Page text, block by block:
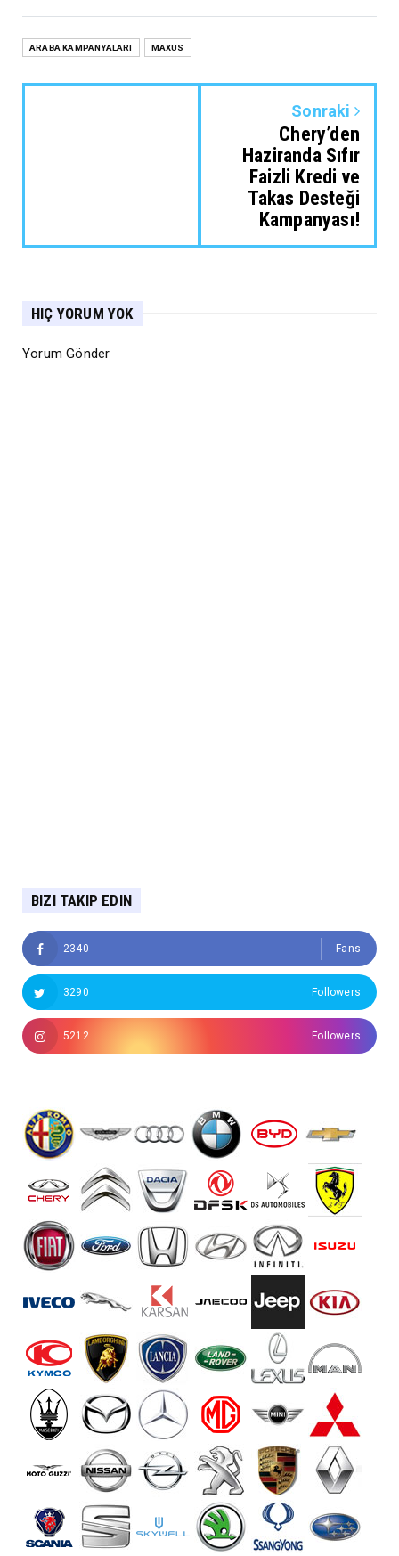
ARABA KAMPANYALARI MAXUS
Sonraki
Chery’den
Haziranda Sıfır
Faizli Kredi ve
Takas Desteği
Kampanyası!
HIÇ YORUM YOK
Yorum Gönder
BIZI TAKIP EDIN
2340 Fans
3290 Followers
5212 Followers